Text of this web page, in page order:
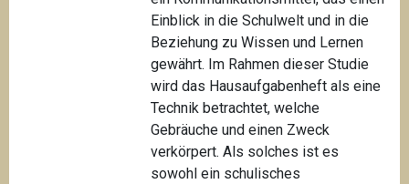
Einblick in die Schulwelt und in die
Beziehung zu Wissen und Lernen
gewährt. Im Rahmen dieser Studie
wird das Hausaufgabenheft als eine
Technik betrachtet, welche
Gebräuche und einen Zweck
verkörpert. Als solches ist es
sowohl ein schulisches